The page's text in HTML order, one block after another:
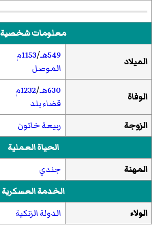
معلومات شخصية
الميلاد 549هـ /1153م
الموصل
الوفاة 630هـ /1232م
قضاء بلد
الزوجة
ربيعة خاتون
الحياة العملية
المهنة
جندي
الخدمة العسكرية
الولاء
الدولة الزنكية